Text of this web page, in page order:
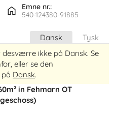
Emne nr.:
540-124380-91885
Dansk
Tysk
desværre ikke på Dansk. Se
eller se den
Dansk.
in Fehmarn OT